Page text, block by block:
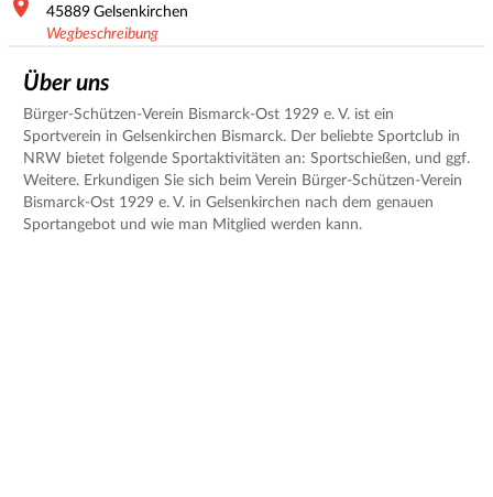
45889 Gelsenkirchen
Wegbeschreibung
Über uns
Bürger-Schützen-Verein Bismarck-Ost 1929 e. V. ist ein
Sportverein in Gelsenkirchen Bismarck. Der beliebte Sportclub in
NRW bietet folgende Sportaktivitäten an: Sportschießen, und ggf.
Weitere. Erkundigen Sie sich beim Verein Bürger-Schützen-Verein
Bismarck-Ost 1929 e. V. in Gelsenkirchen nach dem genauen
Sportangebot und wie man Mitglied werden kann.